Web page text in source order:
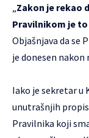
Zakon je rekao
Pravilnikom je
Objašnjava da se
je donesen
Iako je sekretar u
unutrašnjih
Pravilnika koji